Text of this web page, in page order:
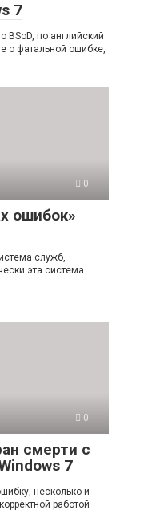
7
BSoD, по английский
о фатальной ошибке,
0
ошибок»
служб,
эта система
0
смерти с
7
несколько и
работой